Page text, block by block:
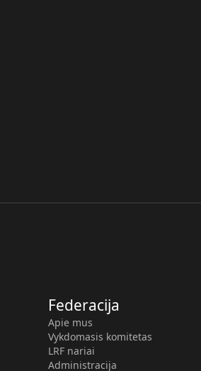
Federacija
Apie mus
Vykdomasis komitetas
LRF nariai
Administracija